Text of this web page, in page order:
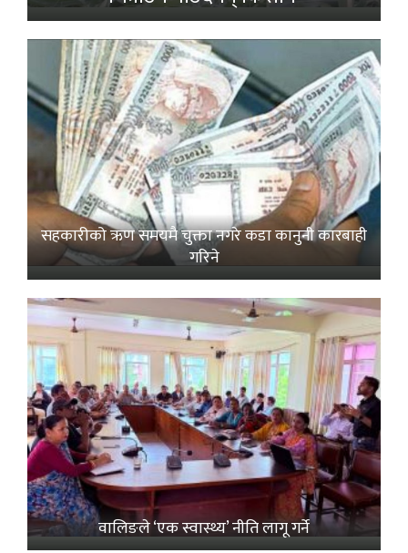
सहकारीको ऋण समयमै चुक्ता नगरे कडा कानुनी कारबाही
गरिने
वालिङले ‘एक स्वास्थ्य’ नीति लागू गर्ने